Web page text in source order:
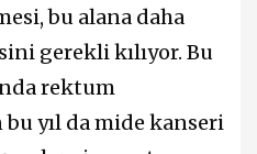
bu alana daha
gerekli kılıyor. Bu
rektum
yıl da mide kanseri